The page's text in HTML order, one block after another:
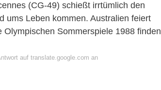
(CG-49) schießt irrtümlich den
ums Leben kommen. Australien feiert
Sommerspiele 1988 finden
auf translate.google.com an